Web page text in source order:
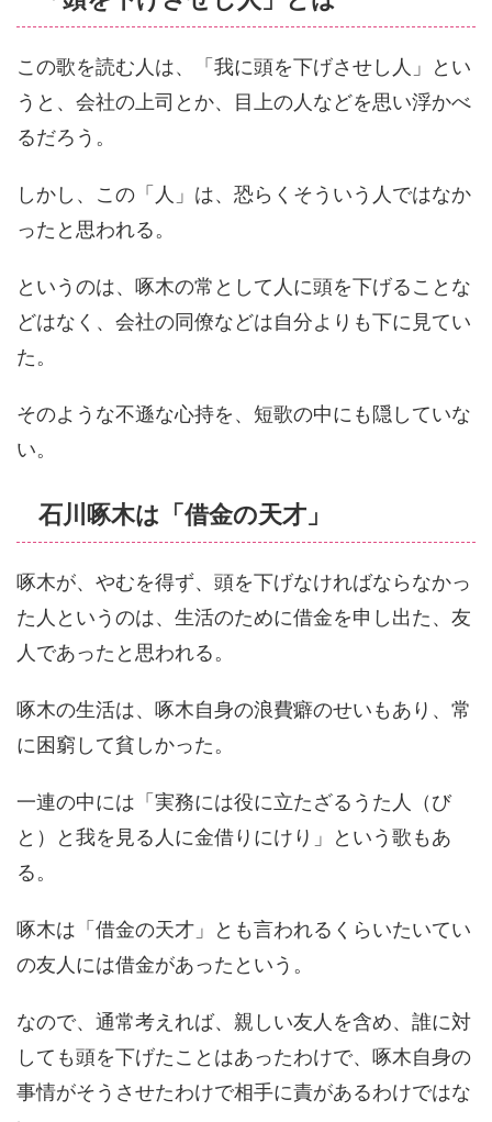
この歌を読む人は、「我に頭を下げさせし人」とい
うと、会社の上司とか、目上の人などを思い浮かべ
るだろう。
しかし、この「人」は、恐らくそういう人ではなか
ったと思われる。
というのは、啄木の常として人に頭を下げることな
どはなく、会社の同僚などは自分よりも下に見てい
た。
そのような不遜な心持を、短歌の中にも隠していな
い。
石川啄木は「借金の天才」
啄木が、やむを得ず、頭を下げなければならなかっ
た人というのは、生活のために借金を申し出た、友
人であったと思われる。
啄木の生活は、啄木自身の浪費癖のせいもあり、常
に困窮して貧しかった。
一連の中には「実務には役に立たざるうた人（び
と）と我を見る人に金借りにけり」という歌もあ
る。
啄木は「借金の天才」とも言われるくらいたいてい
の友人には借金があったという。
なので、通常考えれば、親しい友人を含め、誰に対
しても頭を下げたことはあったわけで、啄木自身の
事情がそうさせたわけで相手に責があるわけではな